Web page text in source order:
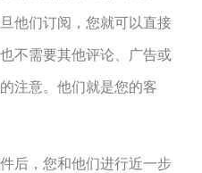
他们订阅，您就可以直接
不需要其他评论、广告或
注意。他们就是您的客
后，您和他们进行近一步